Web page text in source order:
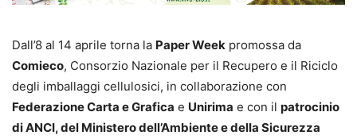
Dall’8 al 14 aprile torna la Paper Week promossa da
Comieco, Consorzio Nazionale per il Recupero e il Riciclo
degli imballaggi cellulosici, in collaborazione con
Federazione Carta e Grafica e Unirima e con il patrocinio
di ANCI, del Ministero dell’Ambiente e della Sicurezza